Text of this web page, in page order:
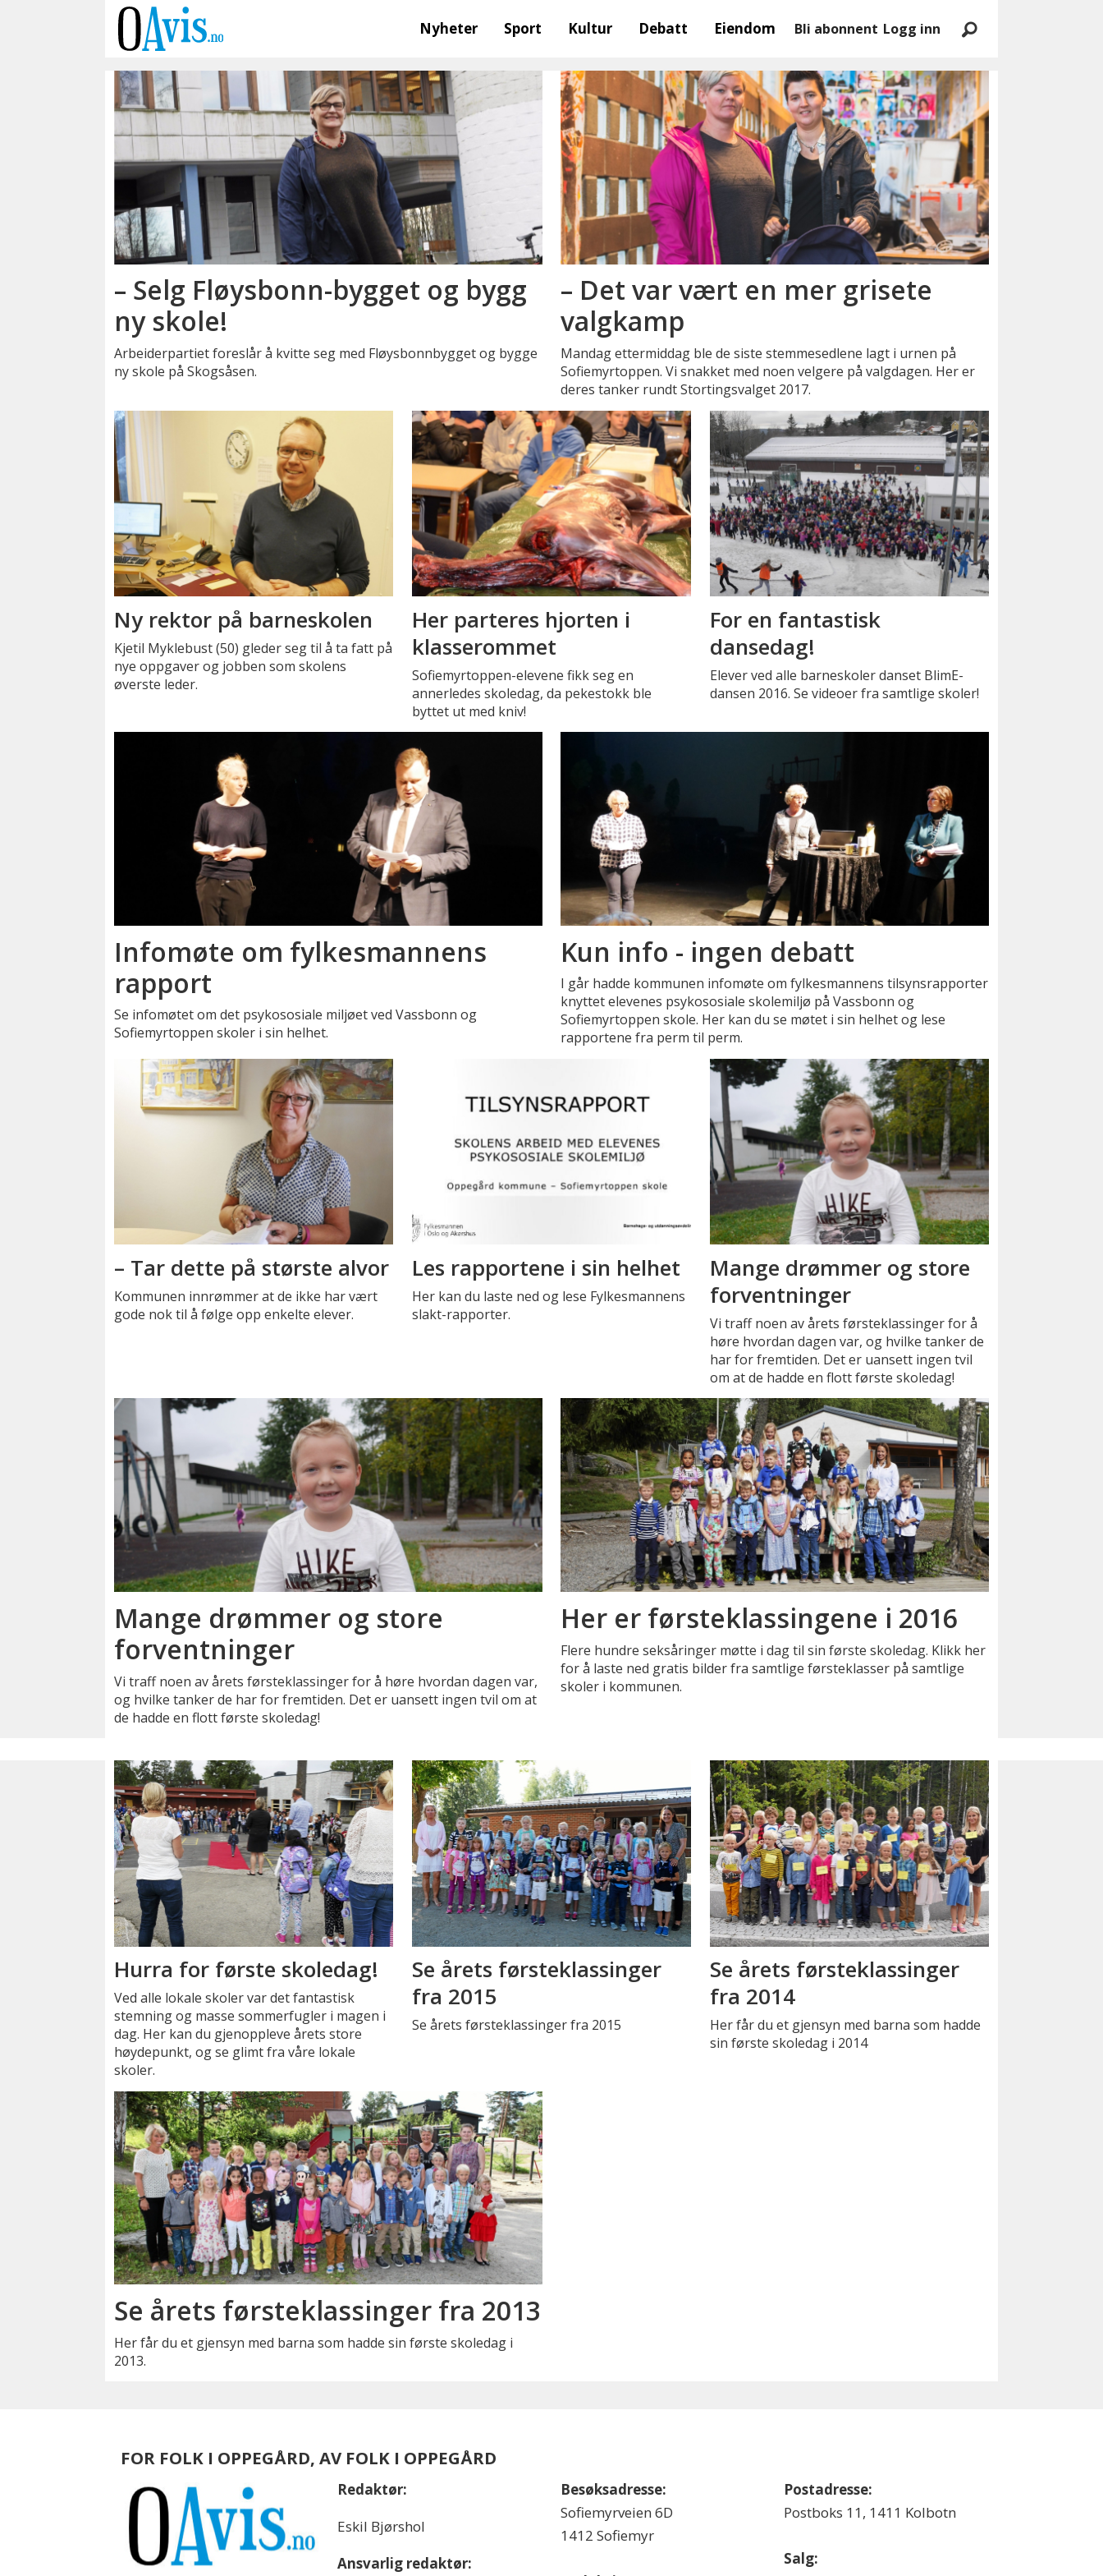
Nyheter Sport Kultur Debatt Eiendom Bli abonnent Logg inn
sofiemyrtoppen
– Selg Fløysbonn-bygget og bygg
ny skole!
Arbeiderpartiet foreslår å kvitte seg med Fløysbonnbygget og bygge
ny skole på Skogsåsen.
– Det var vært en mer grisete
valgkamp
Mandag ettermiddag ble de siste stemmesedlene lagt i urnen på
Sofiemyrtoppen. Vi snakket med noen velgere på valgdagen. Her er
deres tanker rundt Stortingsvalget 2017.
Ny rektor på barneskolen
Kjetil Myklebust (50) gleder seg til å ta fatt på
nye oppgaver og jobben som skolens
øverste leder.
Her parteres hjorten i
klasserommet
Sofiemyrtoppen-elevene fikk seg en
annerledes skoledag, da pekestokk ble
byttet ut med kniv!
For en fantastisk
dansedag!
Elever ved alle barneskoler danset BlimE-
dansen 2016. Se videoer fra samtlige skoler!
Infomøte om fylkesmannens
rapport
Se infomøtet om det psykososiale miljøet ved Vassbonn og
Sofiemyrtoppen skoler i sin helhet.
Kun info - ingen debatt
I går hadde kommunen infomøte om fylkesmannens tilsynsrapporter
knyttet elevenes psykososiale skolemiljø på Vassbonn og
Sofiemyrtoppen skole. Her kan du se møtet i sin helhet og lese
rapportene fra perm til perm.
– Tar dette på største alvor
Kommunen innrømmer at de ikke har vært
gode nok til å følge opp enkelte elever.
Les rapportene i sin helhet
Her kan du laste ned og lese Fylkesmannens
slakt-rapporter.
Mange drømmer og store
forventninger
Vi traff noen av årets førsteklassinger for å
høre hvordan dagen var, og hvilke tanker de
har for fremtiden. Det er uansett ingen tvil
om at de hadde en flott første skoledag!
Mange drømmer og store
forventninger
Vi traff noen av årets førsteklassinger for å høre hvordan dagen var,
og hvilke tanker de har for fremtiden. Det er uansett ingen tvil om at
de hadde en flott første skoledag!
Her er førsteklassingene i 2016
Flere hundre seksåringer møtte i dag til sin første skoledag. Klikk her
for å laste ned gratis bilder fra samtlige førsteklasser på samtlige
skoler i kommunen.
Hurra for første skoledag!
Ved alle lokale skoler var det fantastisk
stemning og masse sommerfugler i magen i
dag. Her kan du gjenoppleve årets store
høydepunkt, og se glimt fra våre lokale
skoler.
Se årets førsteklassinger
fra 2015
Se årets førsteklassinger fra 2015
Se årets førsteklassinger
fra 2014
Her får du et gjensyn med barna som hadde
sin første skoledag i 2014
Se årets førsteklassinger fra 2013
Her får du et gjensyn med barna som hadde sin første skoledag i
2013.
FOR FOLK I OPPEGÅRD, AV FOLK I OPPEGÅRD
Redaktør:
Eskil Bjørshol
Ansvarlig redaktør:
Besøksadresse:
Sofiemyrveien 6D
1412 Sofiemyr
Postadresse:
Postboks 11, 1411 Kolbotn
Salg: